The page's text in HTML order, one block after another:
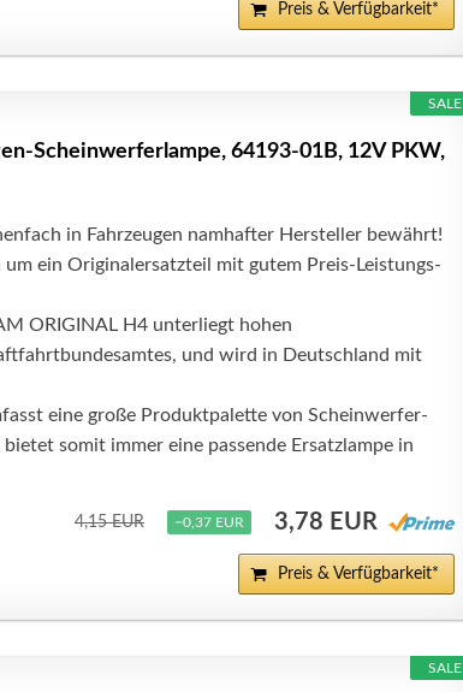
Preis & Verfügbarkeit*
SALE
Scheinwerferlampe, 64193-01B, 12V PKW,
in Fahrzeugen namhafter Hersteller bewährt!
um ein Originalersatzteil mit gutem Preis-Leistungs-
ORIGINAL H4 unterliegt hohen
und wird in Deutschland mit
eine große Produktpalette von Scheinwerfer-
somit immer eine passende Ersatzlampe in
4,15 EUR −0,37 EUR 3,78 EUR
Preis & Verfügbarkeit*
SALE